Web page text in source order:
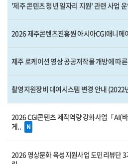
'제주 콘텐츠 청년 일자리 지원' 관련 사업
2026 제주콘텐츠진흥원 아시아CGI애니메
제주 로케이션 영상 공공저작물 개방에 따
촬영지원장비 대여시스템 변경 안내 (2022
2026 CGI콘텐츠 제작역량 강화사업「AI(
게..
N
2026 영상문화 육성지원사업 도민리뷰단 3